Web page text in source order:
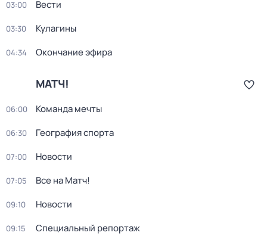
03:00 Вести
03:30 Кулагины
04:34 Окончание эфира
МАТЧ!
06:00 Команда мечты
06:30 География спорта
07:00 Новости
07:05 Все на Матч!
09:10 Новости
09:15 Специальный репортаж